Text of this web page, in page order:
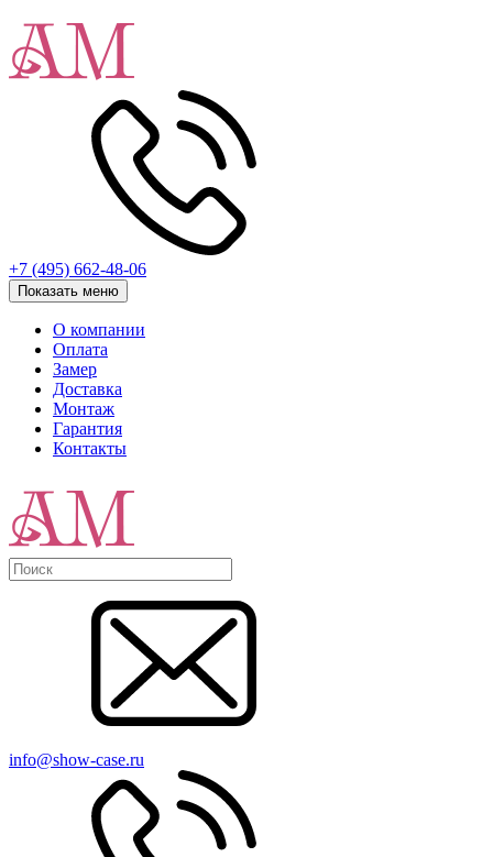
+7 (495) 662-48-06
Показать меню
О компании
Оплата
Замер
Доставка
Монтаж
Гарантия
Контакты
info@show-case.ru